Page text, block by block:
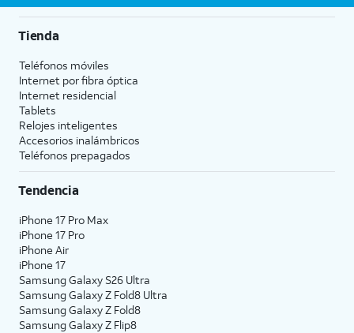
Tienda
Teléfonos móviles
Internet por fibra óptica
Internet residencial
Tablets
Relojes inteligentes
Accesorios inalámbricos
Teléfonos prepagados
Tendencia
iPhone 17 Pro Max
iPhone 17 Pro
iPhone Air
iPhone 17
Samsung Galaxy S26 Ultra
Samsung Galaxy Z Fold8 Ultra
Samsung Galaxy Z Fold8
Samsung Galaxy Z Flip8